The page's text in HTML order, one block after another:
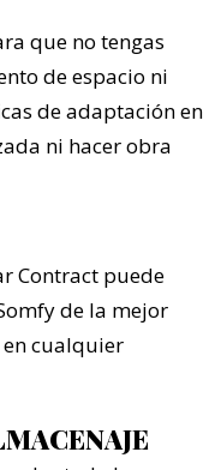
que no tengas
de espacio ni
de adaptación en
ni hacer obra
Contract puede
de la mejor
cualquier